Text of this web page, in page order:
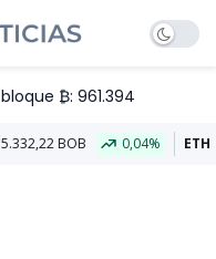
bloque ₿: 961.394
0,04% ETH 22.854,97